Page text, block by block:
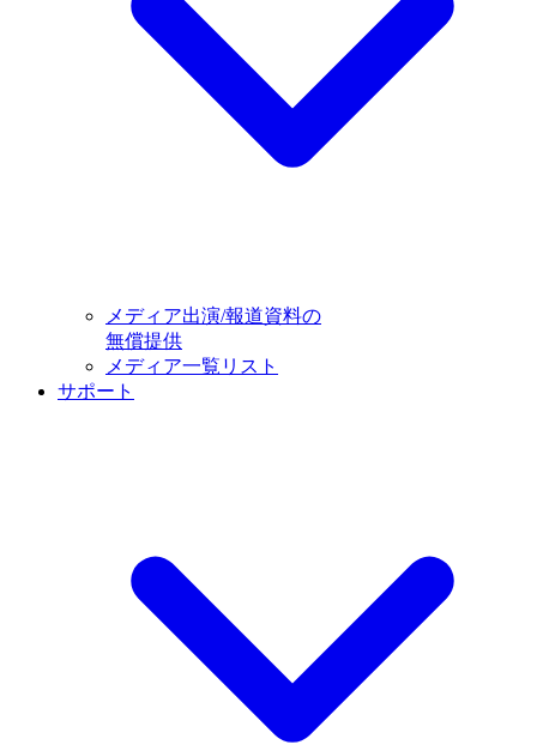
メディア出演/報道資料の
無償提供
メディア一覧リスト
サポート